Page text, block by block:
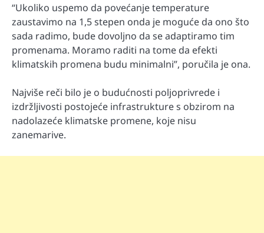
“Ukoliko uspemo da povećanje temperature
zaustavimo na 1,5 stepen onda je moguće da ono što
sada radimo, bude dovoljno da se adaptiramo tim
promenama. Moramo raditi na tome da efekti
klimatskih promena budu minimalni”, poručila je ona.
Najviše reči bilo je o budućnosti poljoprivrede i
izdržljivosti postojeće infrastrukture s obzirom na
nadolazeće klimatske promene, koje nisu
zanemarive.